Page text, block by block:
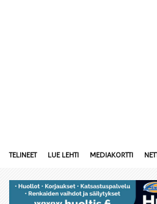
TELINEET LUE LEHTI MEDIAKORTTI